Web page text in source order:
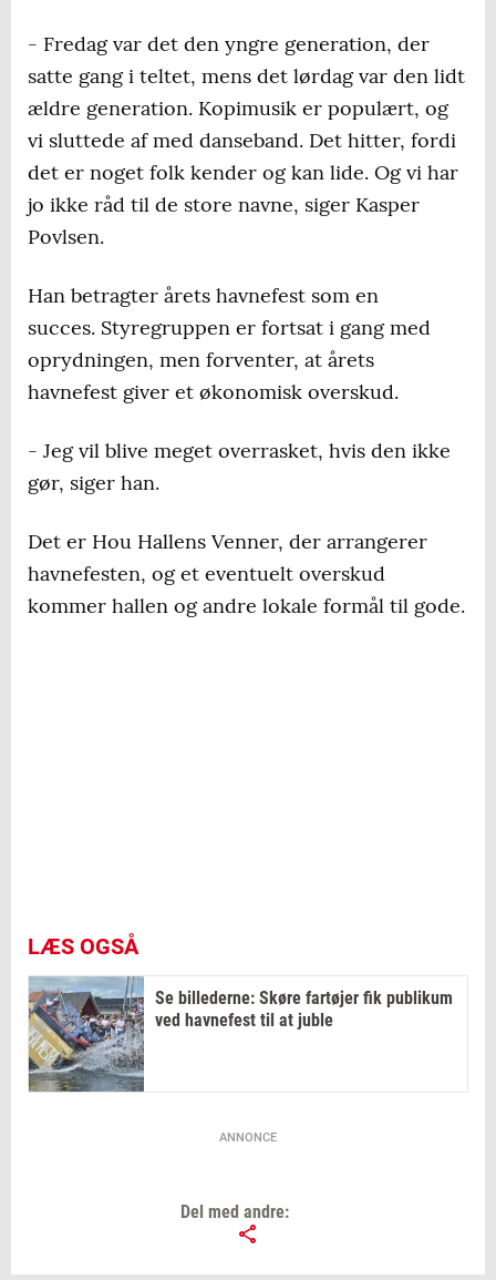
- Fredag var det den yngre generation, der
satte gang i teltet, mens det lørdag var den lidt
ældre generation. Kopimusik er populært, og
vi sluttede af med danseband. Det hitter, fordi
det er noget folk kender og kan lide. Og vi har
jo ikke råd til de store navne, siger Kasper
Povlsen.
Han betragter årets havnefest som en
succes. Styregruppen er fortsat i gang med
oprydningen, men forventer, at årets
havnefest giver et økonomisk overskud.
- Jeg vil blive meget overrasket, hvis den ikke
gør, siger han.
Det er Hou Hallens Venner, der arrangerer
havnefesten, og et eventuelt overskud
kommer hallen og andre lokale formål til gode.
LÆS OGSÅ
Se billederne: Skøre fartøjer fik publikum
ved havnefest til at juble
ANNONCE
Del med andre: